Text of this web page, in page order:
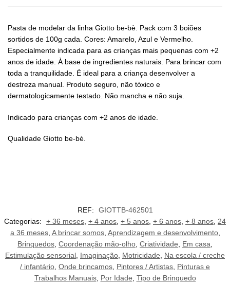
Pasta de modelar da linha Giotto be-bè. Pack com 3 boiões
sortidos de 100g cada. Cores: Amarelo, Azul e Vermelho.
Especialmente indicada para as crianças mais pequenas com +2
anos de idade. À base de ingredientes naturais. Para brincar com
toda a tranquilidade. É ideal para a criança desenvolver a
destreza manual. Produto seguro, não tóxico e
dermatologicamente testado. Não mancha e não suja.
Indicado para crianças com +2 anos de idade.
Qualidade Giotto be-bè.
REF:
GIOTTB-462501
Categorias:
+ 36 meses, + 4 anos, + 5 anos, + 6 anos, + 8 anos, 24
a 36 meses, A brincar somos, Aprendizagem e desenvolvimento,
Brinquedos, Coordenação mão-olho, Criatividade, Em casa,
Estimulação sensorial, Imaginação, Motricidade, Na escola / creche
/ infantário, Onde brincamos, Pintores / Artistas, Pinturas e
Trabalhos Manuais, Por Idade, Tipo de Brinquedo